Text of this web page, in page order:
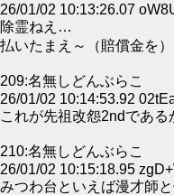
26/01/02 10:13:26.07
除霊ねえ…
払いたまえ～（賠償金を）
209:名無しどんぶらこ
26/01/02 10:14:53.92
これが先祖改怨2ndである
210:名無しどんぶらこ
26/01/02 10:15:18.95
みつわ台といえば漫才師